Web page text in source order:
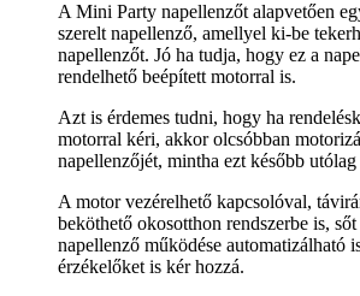
A Mini Party napellenzőt alapvetően
szerelt napellenző, amellyel ki-be
napellenzőt. Jó ha tudja, hogy ez a
rendelhető beépített motorral is.
Azt is érdemes tudni, hogy ha
motorral kéri, akkor olcsóbban
napellenzőjét, mintha ezt később utólag
A motor vezérelhető kapcsolóval,
beköthető okosotthon rendszerbe is, sőt
napellenző működése automatizálható
érzékelőket is kér hozzá.